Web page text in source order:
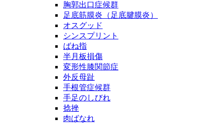
胸郭出口症候群
足底筋膜炎（足底腱膜炎）
オスグッド
シンスプリント
ばね指
半月板損傷
変形性膝関節症
外反母趾
手根管症候群
手足のしびれ
捻挫
肉ばなれ